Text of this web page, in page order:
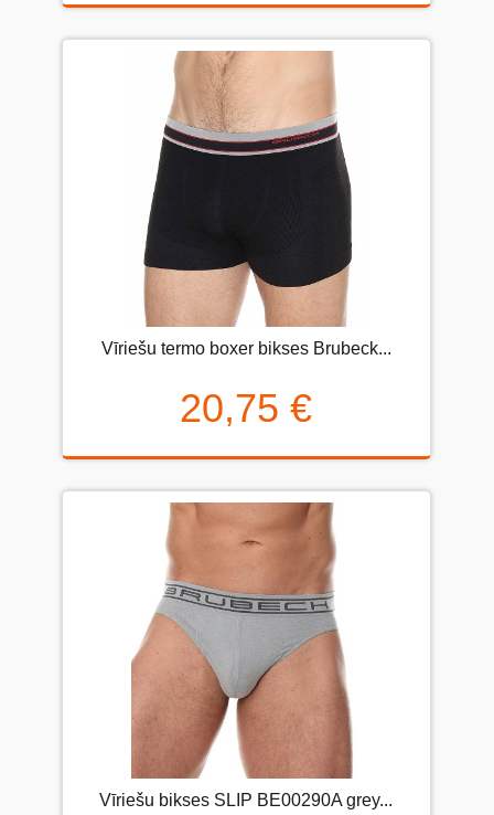
Vīriešu termo boxer bikses Brubeck...
20,75 €
Vīriešu bikses SLIP BE00290A grey...